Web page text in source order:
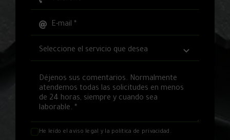
He leído elaviso legal y la política de privacidad .